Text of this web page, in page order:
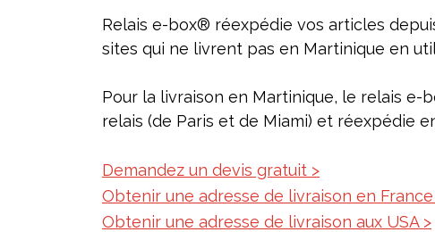
Relais e-box® réexpédie vos articles
sites qui ne livrent pas en Martinique en
Pour la livraison en Martinique, le relais
relais (de Paris et de Miami) et réexpédie
Demandez un devis gratuit >
Obtenir une adresse de livraison en France
Obtenir une adresse de livraison aux USA >